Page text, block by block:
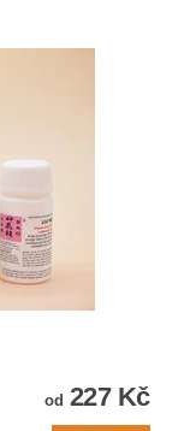
od 227 Kč